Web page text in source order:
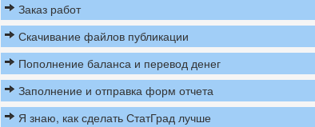
Заказ работ
Скачивание файлов публикации
Пополнение баланса и перевод денег
Заполнение и отправка форм отчета
Я знаю, как сделать СтатГрад лучше